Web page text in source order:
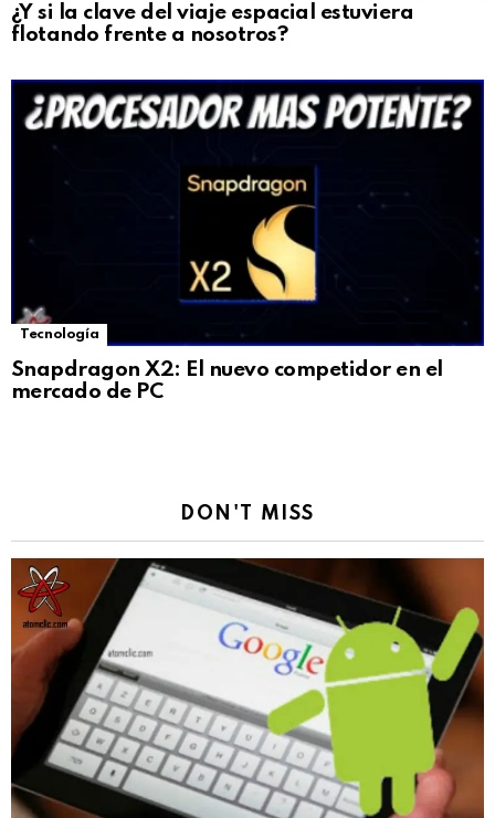
¿Y si la clave del viaje espacial estuviera
flotando frente a nosotros?
Tecnología
Snapdragon X2: El nuevo competidor en el
mercado de PC
DON'T MISS